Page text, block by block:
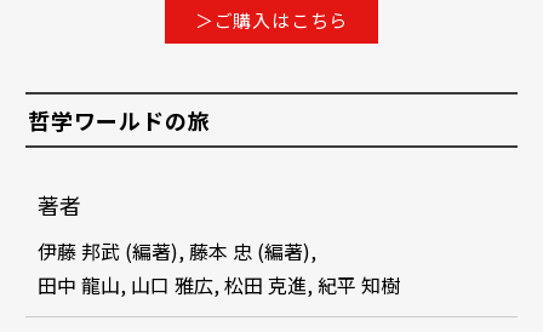
＞ご購入はこちら
哲学ワールドの旅
著者
伊藤 邦武 (編著), 藤本 忠 (編著),
田中 龍山, 山口 雅広, 松田 克進, 紀平 知樹